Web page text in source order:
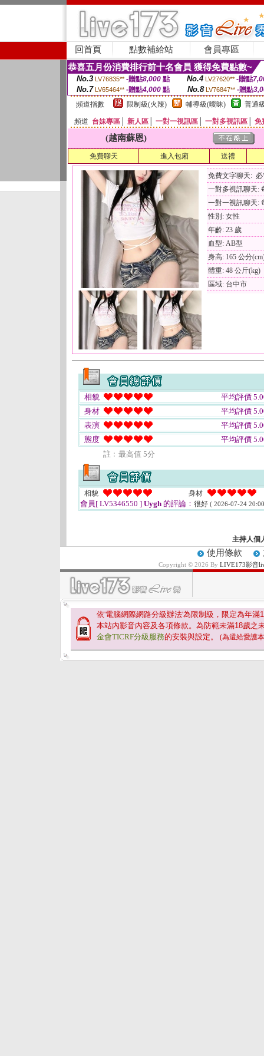
回首頁 點數補給站 會員專區
恭喜五月份消費排行前十名會員 獲得免費點數~
No.3 LV76835** -贈點8,000點 No.4 LV27620** -贈點
No.7 LV65464** -贈點4,000 點 No.8 LV76847** -贈點
頻道指數
限制級(火辣) 輔導級(曖昧) 普通
頻道 台妹專區 新人區 一對一視訊區 一對多視訊區 免
(越南蘇恩)
免費聊天 進入包廂 送禮
免費文字聊天:
一對多視訊聊天:
一對一視訊聊天:
性別: 女性
年齡: 23 歲
血型: AB型
身高: 165 公分
體重: 48 公斤(kg)
區域: 台中市
相貌
平均評價
身材
平均評價
表演
平均評價
態度
平均評價
註﹕最高值 5分
相貌 身材
會員[ LV5346550 ] Uygh 的評論： 很好 ( 2026-07-24
主持人個
使用條款
Copyright © 2026 By LIVE173影音
依'電腦網際網路分級辦法'為限制級，限定為年滿
本站內影音內容及各項條款。為防範未滿18歲之
金會TICRF分級服務的安裝與設定。 (為還給愛護